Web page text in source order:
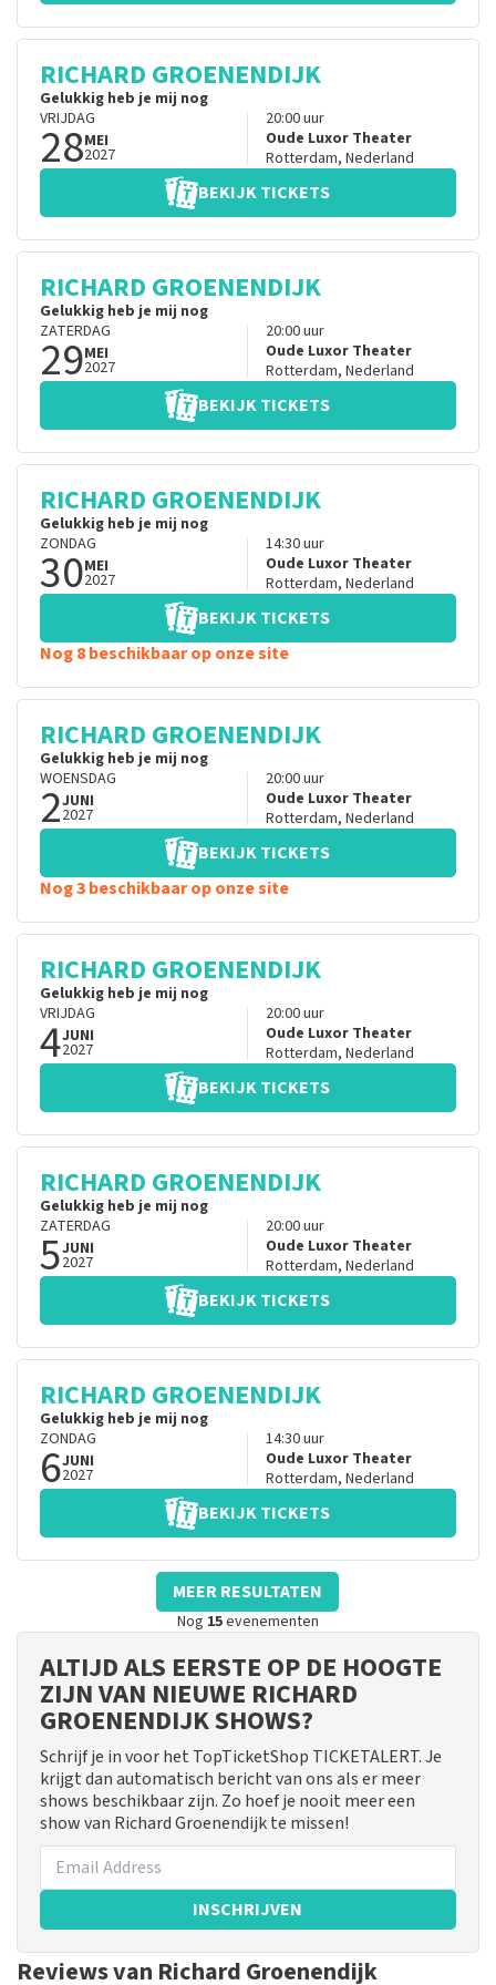
RICHARD GROENENDIJK
Gelukkig heb je mij nog
VRIJDAG
28MEI
2027
20:00uur
Oude Luxor Theater
Rotterdam, Nederland
BEKIJK TICKETS
RICHARD GROENENDIJK
Gelukkig heb je mij nog
ZATERDAG
29MEI
2027
20:00uur
Oude Luxor Theater
Rotterdam, Nederland
BEKIJK TICKETS
RICHARD GROENENDIJK
Gelukkig heb je mij nog
ZONDAG
30MEI
2027
14:30uur
Oude Luxor Theater
Rotterdam, Nederland
BEKIJK TICKETS
Nog 8 beschikbaar op onze site
RICHARD GROENENDIJK
Gelukkig heb je mij nog
WOENSDAG
2JUNI
2027
20:00uur
Oude Luxor Theater
Rotterdam, Nederland
BEKIJK TICKETS
Nog 3 beschikbaar op onze site
RICHARD GROENENDIJK
Gelukkig heb je mij nog
VRIJDAG
4JUNI
2027
20:00uur
Oude Luxor Theater
Rotterdam, Nederland
BEKIJK TICKETS
RICHARD GROENENDIJK
Gelukkig heb je mij nog
ZATERDAG
5JUNI
2027
20:00uur
Oude Luxor Theater
Rotterdam, Nederland
BEKIJK TICKETS
RICHARD GROENENDIJK
Gelukkig heb je mij nog
ZONDAG
6JUNI
2027
14:30uur
Oude Luxor Theater
Rotterdam, Nederland
BEKIJK TICKETS
MEER RESULTATEN
Nog 15evenementen
ALTIJD ALS EERSTE OP DE HOOGTE
ZIJN VAN NIEUWE RICHARD
GROENENDIJK SHOWS?
Schrijf je in voor het TopTicketShop TICKETALERT. Je
krijgt dan automatisch bericht van ons als er meer
shows beschikbaar zijn. Zo hoef je nooit meer een
show van Richard Groenendijk te missen!
INSCHRIJVEN
Reviews van Richard Groenendijk